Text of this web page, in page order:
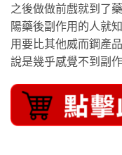
之後做做前戲就到了
陽藥後副作用的人就
用要比其他威而鋼產
說是幾乎感覺不到副